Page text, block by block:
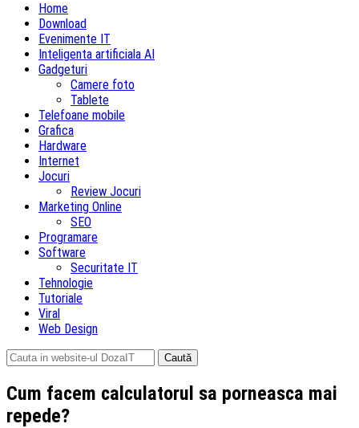
Home
Download
Evenimente IT
Inteligenta artificiala AI
Gadgeturi
Camere foto
Tablete
Telefoane mobile
Grafica
Hardware
Internet
Jocuri
Review Jocuri
Marketing Online
SEO
Programare
Software
Securitate IT
Tehnologie
Tutoriale
Viral
Web Design
Caută
după:
Cum facem calculatorul sa porneasca mai
repede?